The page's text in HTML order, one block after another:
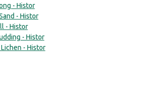
- Histor
- Histor
- Histor
- Histor
- Histor